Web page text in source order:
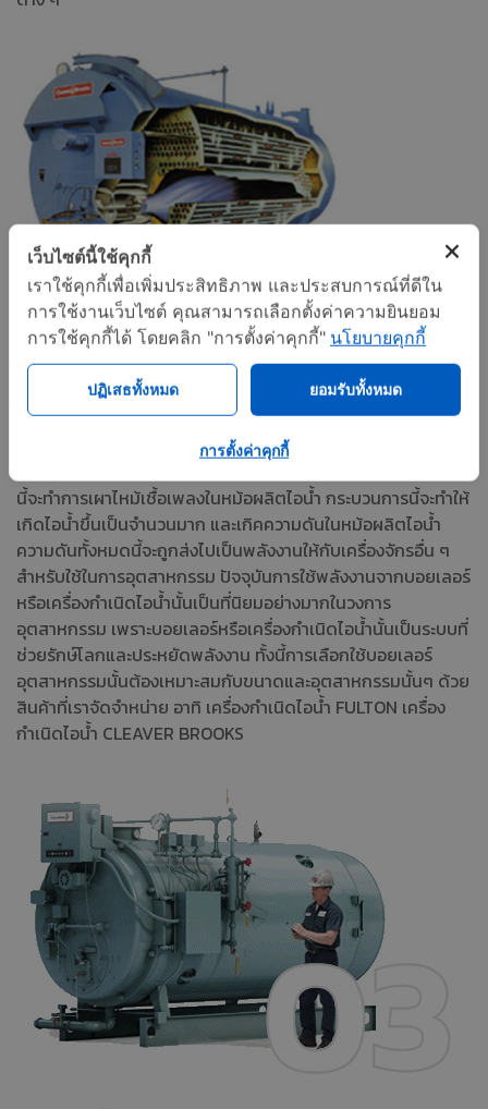
บอยเลอร์งานอุตสาหกรรม
บอยเลอร์หรือเครื่องกำเนิดไอน้ำ มักเรียกทับศัพท์จากภาษา
นี้จะทำการเผาไหม้เชื้อเพลงในหม้อผลิตไอน้ำ กระบวนการนี้จะทำให้
เกิดไอน้ำขึ้นเป็นจำนวนมาก และเกิคความดันในหม้อผลิตไอน้ำ
ความดันทั้งหมดนี้จะถูกส่งไปเป็นพลังงานให้กับเครื่องจักรอื่น ๆ
สำหรับใช้ในการอุตสาหกรรม ปัจจุบันการใช้พลังงานจากบอยเลอร์
หรือเครื่องกำเนิดไอน้ำนั้นเป็นที่นิยมอย่างมากในวงการ
อุตสาหกรรม เพราะบอยเลอร์หรือเครื่องกำเนิดไอน้ำนั้นเป็นระบบที่
ช่วยรักษ์โลกและประหยัดพลังงาน ทั้งนี้การเลือกใช้บอยเลอร์
อุตสาหกรรมนั้นต้องเหมาะสมกับขนาดและอุตสาหกรรมนั้นๆ ด้วย
สินค้าที่เราจัดจำหน่าย อาทิ เครื่องกำเนิดไอน้ำ FULTON เครื่อง
กำเนิดไอน้ำ CLEAVER BROOKS
เว็บไซต์นี้ใช้คุกกี้
เราใช้คุกกี้เพื่อเพิ่มประสิทธิภาพ และประสบการณ์ที่ดีใน
การใช้งานเว็บไซต์ คุณสามารถเลือกตั้งค่าความยินยอม
การใช้คุกกี้ได้ โดยคลิก "การตั้งค่าคุกกี้" นโยบายคุกกี้
ปฏิเสธทั้งหมด ยอมรับทั้งหมด
การตั้งค่าคุกกี้